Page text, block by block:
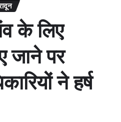
के लिए
जाने पर
ने हर्ष